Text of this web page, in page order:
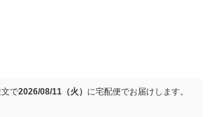
文で2026/08/11（火） に宅配便でお届けします。